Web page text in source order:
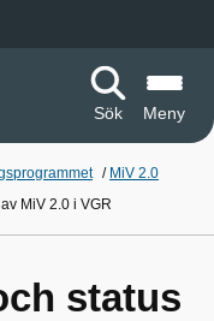
Sök
Meny
/ MiV 2.0
MiV 2.0 i VGR
status